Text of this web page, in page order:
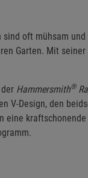
sind oft mühsam
Garten. Mit
Hammersmith®
V-Design, den